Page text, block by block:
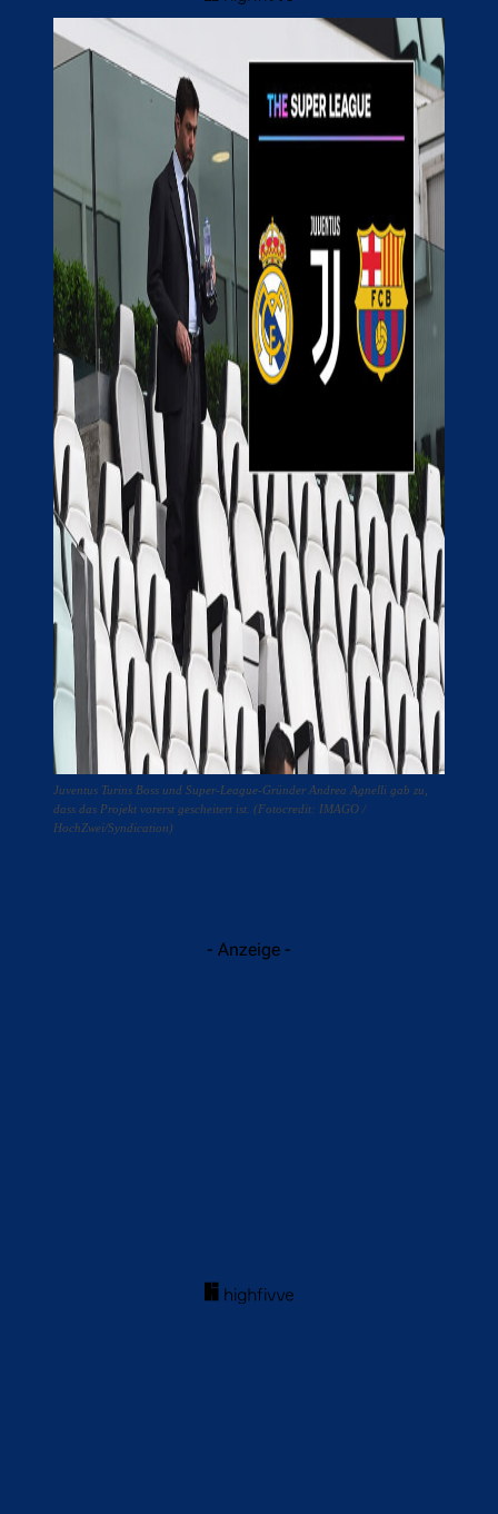
Juventus Turins Boss und Super-League-Gründer Andrea Agnelli gab zu,
dass das Projekt vorerst gescheitert ist. (Fotocredit: IMAGO /
HochZwei/Syndication)
- Anzeige -